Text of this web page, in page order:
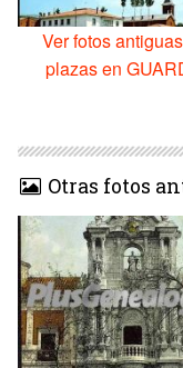
Ver fotos
plazas en
Otras fotos